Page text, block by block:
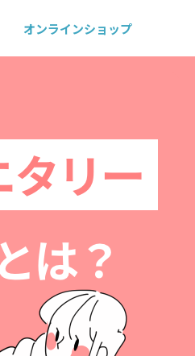
オンラインショップ